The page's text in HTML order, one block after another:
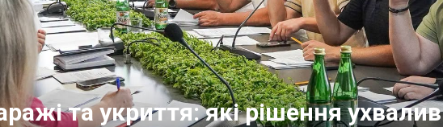
та укриття: які рішення ухвалив